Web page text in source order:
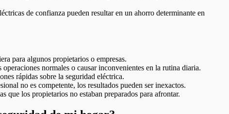
de confianza pueden resultar en un ahorro determinante en
para algunos propietarios o empresas.
normales o causar inconvenientes en la rutina diaria.
rápidas sobre la seguridad eléctrica.
no es competente, los resultados pueden ser inexactos.
que los propietarios no estaban preparados para afrontar.